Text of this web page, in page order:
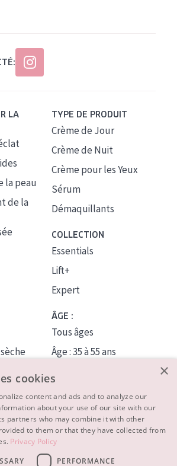
LA
la peau
de la
TYPE DE PRODUIT
Crème de Jour
Crème de Nuit
Crème pour les Yeux
Sérum
Démaquillants
COLLECTION
Essentials
Lift+
Expert
ÂGE :
Tous âges
Âge : 35 à 55 ans
×
cookies
content and ads and to analyze our
about your use of our site with our
partners who may combine it with other
to them or that they have collected from
Privacy Policy
PERFORMANCE